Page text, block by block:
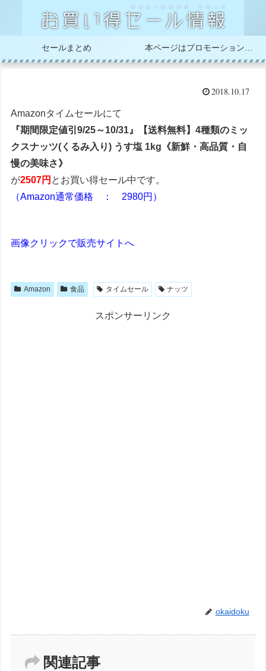
セールまとめ
2018.10.17
Amazonタイムセールにて
『期間限定値引9/25～10/31』【送料無料】4種類のミッ
クスナッツ(くるみ入り) うす塩 1kg《新鮮・高品質・自
慢の美味さ》
が2507円 とお買い得セール中です。
（Amazon通常価格 ： 2980円）
画像クリックで販売サイトへ
Amazon 食品 タイムセール ナッツ
スポンサーリンク
okaidoku
関連記事